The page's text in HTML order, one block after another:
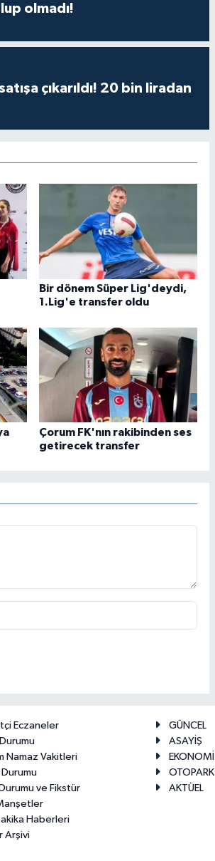
olmadı!
çıkarıldı! 20 bin liradan
Bir dönem Süper Lig'deydi,
1.Lig'e transfer oldu
Çorum FK'nın rakibinden ses
getirecek transfer
Eczaneler
Namaz Vakitleri
ve Fikstür
Haberleri
Arşivi
GÜNCEL
ASAYİŞ
EKONOMİ
OTOPARK
AKTÜEL